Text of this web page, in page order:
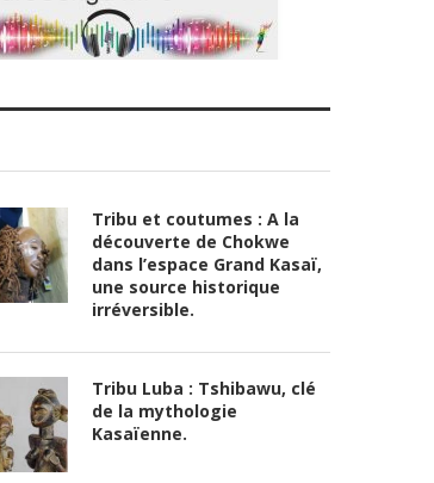
Tribu et coutumes : A la
découverte de Chokwe
dans l’espace Grand Kasaï,
une source historique
irréversible.
Tribu Luba : Tshibawu, clé
de la mythologie
Kasaïenne.